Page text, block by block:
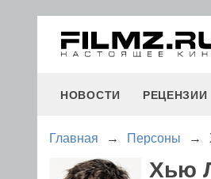
НОВОСТИ РЕЦЕНЗИИ
Главная → Персоны →
Хью